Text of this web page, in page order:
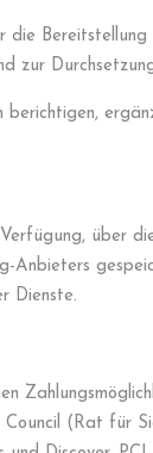
Bereitstellung
zur
über
Anbieters
Dienste.
(Rat für